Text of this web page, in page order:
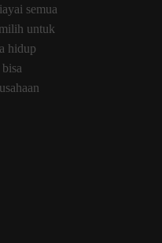
semua
untuk
hidup